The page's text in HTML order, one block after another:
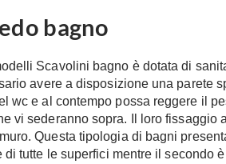
bagno
Scavolini bagno è dotata di
avere a disposizione una parete
wc e al contempo possa reggere il
vi sederanno sopra. Il loro fissaggio
Questa tipologia di bagni
tutte le superfici mentre il secondo